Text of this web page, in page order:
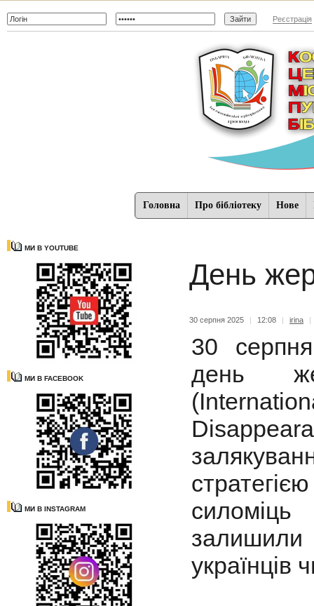
Реєстрація
Головна Про бібліотеку Нове
МИ В YOUTUBE
МИ В FACEBOOK
МИ В INSTAGRAM
День
30 серпня 2025 | 12:08 | irina |
30
день
залишили
українців